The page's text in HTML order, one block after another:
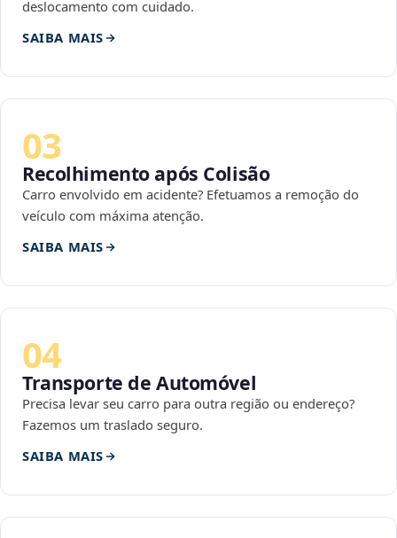
deslocamento com cuidado.
SAIBA MAIS
03
Recolhimento após Colisão
Carro envolvido em acidente? Efetuamos a remoção do
veículo com máxima atenção.
SAIBA MAIS
04
Transporte de Automóvel
Precisa levar seu carro para outra região ou endereço?
Fazemos um traslado seguro.
SAIBA MAIS